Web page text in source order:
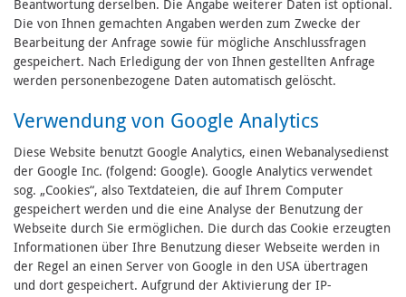
Beantwortung derselben. Die Angabe weiterer Daten ist optional.
Die von Ihnen gemachten Angaben werden zum Zwecke der
Bearbeitung der Anfrage sowie für mögliche Anschlussfragen
gespeichert. Nach Erledigung der von Ihnen gestellten Anfrage
werden personenbezogene Daten automatisch gelöscht.
Verwendung von Google Analytics
Diese Website benutzt Google Analytics, einen Webanalysedienst
der Google Inc. (folgend: Google). Google Analytics verwendet
sog. „Cookies“, also Textdateien, die auf Ihrem Computer
gespeichert werden und die eine Analyse der Benutzung der
Webseite durch Sie ermöglichen. Die durch das Cookie erzeugten
Informationen über Ihre Benutzung dieser Webseite werden in
der Regel an einen Server von Google in den USA übertragen
und dort gespeichert. Aufgrund der Aktivierung der IP-